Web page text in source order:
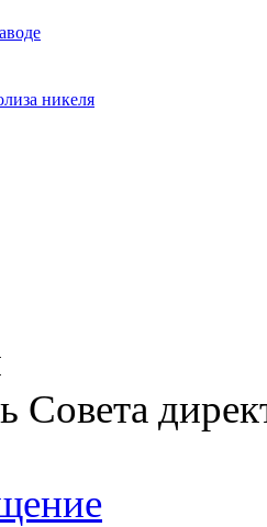
никеля
Совета